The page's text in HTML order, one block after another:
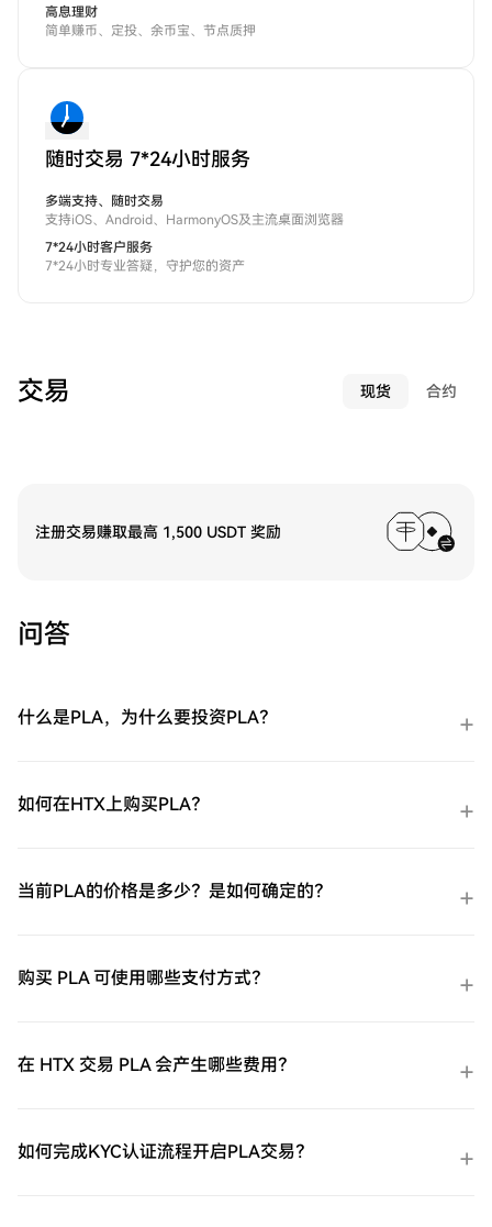
高息理财
简单赚币、定投、余币宝、节点质押
随时交易 7*24小时服务
多端支持、随时交易
支持iOS、Android、HarmonyOS及主流桌面浏览器
7*24小时客户服务
7*24小时专业答疑，守护您的资产
交易 现货 合约
注册交易赚取最高 1,500 USDT 奖励
问答
什么是PLA，为什么要投资PLA？
如何在HTX上购买PLA？
当前PLA的价格是多少？是如何确定的？
购买 PLA 可使用哪些支付方式？
在 HTX 交易 PLA 会产生哪些费用？
如何完成KYC认证流程开启PLA交易？